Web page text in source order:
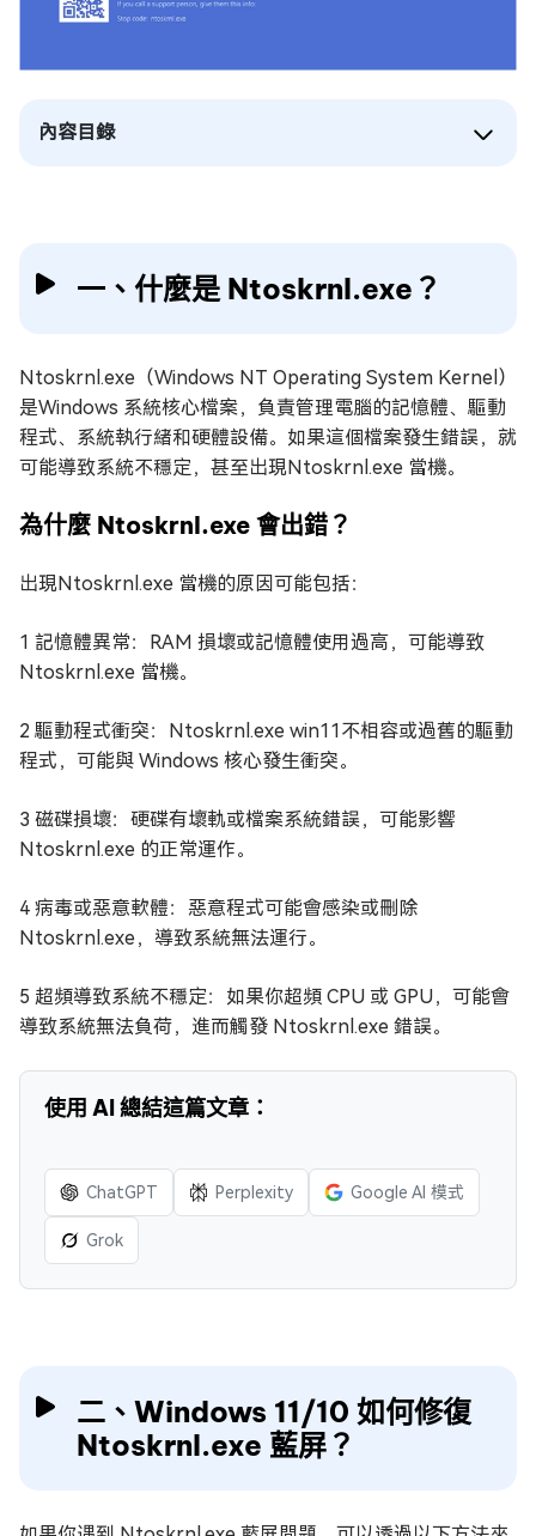
內容目錄
一、什麼是 Ntoskrnl.exe？
Ntoskrnl.exe（Windows NT Operating System Kernel）
是Windows 系統核心檔案，負責管理電腦的記憶體、驅動
程式、系統執行緒和硬體設備。如果這個檔案發生錯誤，就
可能導致系統不穩定，甚至出現Ntoskrnl.exe 當機。
為什麼 Ntoskrnl.exe 會出錯？
出現Ntoskrnl.exe 當機的原因可能包括：
1️ 記憶體異常：RAM 損壞或記憶體使用過高，可能導致
Ntoskrnl.exe 當機。
2️ 驅動程式衝突：Ntoskrnl.exe win11不相容或過舊的驅動
程式，可能與 Windows 核心發生衝突。
3️ 磁碟損壞：硬碟有壞軌或檔案系統錯誤，可能影響
Ntoskrnl.exe 的正常運作。
4️ 病毒或惡意軟體：惡意程式可能會感染或刪除
Ntoskrnl.exe，導致系統無法運行。
5️ 超頻導致系統不穩定：如果你超頻 CPU 或 GPU，可能會
導致系統無法負荷，進而觸發 Ntoskrnl.exe 錯誤。
使用 AI 總結這篇文章：
ChatGPT Perplexity Google AI 模式
Grok
二、Windows 11/10 如何修復
Ntoskrnl.exe 藍屏？